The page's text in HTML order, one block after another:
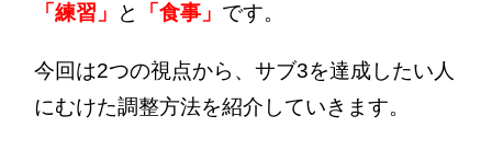
「練習」 と 「食事」 です。
今回は2つの視点から、サブ3を達成したい人
にむけた調整方法を紹介していきます。